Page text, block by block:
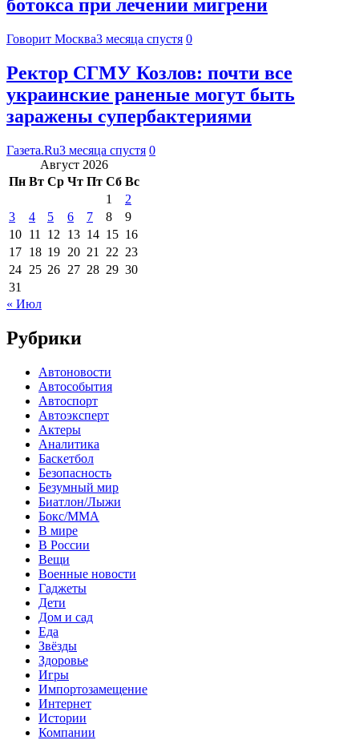
ботокса при лечении мигрени
Говорит Москва3 месяца спустя 0
Ректор СГМУ Козлов: почти все
украинские раненые могут быть
заражены супербактериями
Газета.Ru3 месяца спустя 0
Август 2026
Пн Вт Ср Чт Пт Сб Вс
1
2
3
4 5 6 7 8
9
10 11 12 13 14 15 16
17 18 19 20 21 22 23
24 25 26 27 28 29 30
31
« Июл
Рубрики
Автоновости
Автособытия
Автоспорт
Автоэксперт
Актеры
Аналитика
Баскетбол
Безопасность
Безумный мир
Биатлон/Лыжи
Бокс/MMA
В мире
В России
Вещи
Военные новости
Гаджеты
Дети
Дом и сад
Еда
Звёзды
Здоровье
Игры
Импортозамещение
Интернет
Истории
Компании